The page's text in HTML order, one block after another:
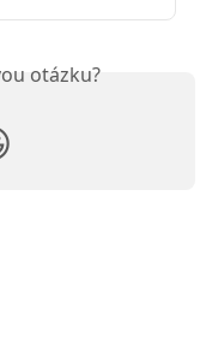
otázku?